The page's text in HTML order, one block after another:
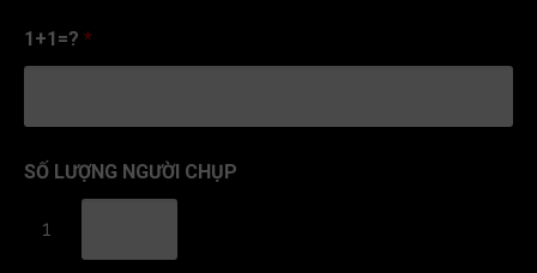
1+1=? *
SỐ LƯỢNG NGƯỜI CHỤP
1